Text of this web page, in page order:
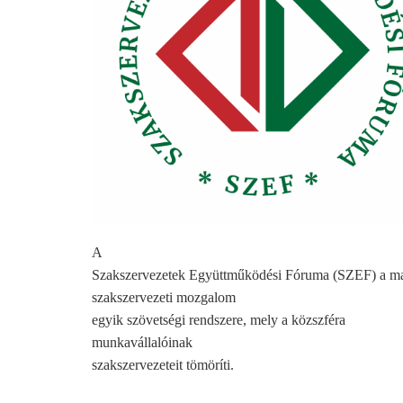
A
Szakszervezetek Együttműködési Fóruma (SZEF) a
szakszervezeti mozgalom
egyik szövetségi rendszere, mely a közszféra
munkavállalóinak
szakszervezeteit tömöríti.